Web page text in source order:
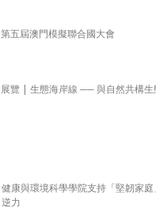
健康與環境科學學院支持「堅韌家
逆力
第五屆澳門模擬聯合國大會
展覽 | 生態海岸線 ── 與自然共構生